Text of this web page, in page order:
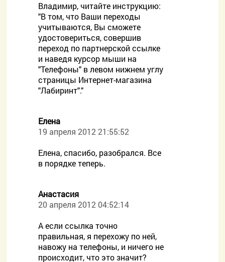
Владимир, читайте инструкцию:
"В том, что Ваши переходы
учитываются, Вы сможете
удостовериться, совершив
переход по партнерской ссылке
и наведя курсор мыши на
"Телефоны" в левом нижнем углу
страницы Интернет-магазина
"Лабиринт"."
Елена
19 апреля 2012 21:55:52
Елена, спасибо, разобрался. Все
в порядке теперь.
Анастасия
20 апреля 2012 04:52:14
А если ссылка точно
правильная, я перехожу по ней,
навожу на телефоны, и ничего не
происходит, что это значит?